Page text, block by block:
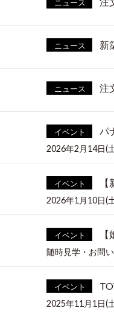
ニュース
ニュース 新
ニュース 注
イベント パ
2026年2月14日(
イベント
2026年1月10日(
イベント
随時見学・お問
イベント
2025年11月1日(